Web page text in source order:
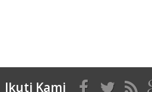
Ikuti Kami